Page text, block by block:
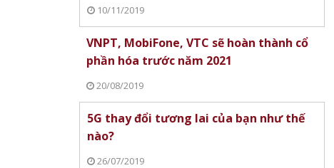
10/11/2019
VNPT, MobiFone, VTC sẽ hoàn thành cổ
phần hóa trước năm 2021
20/08/2019
5G thay đổi tương lai của bạn như thế
nào?
26/07/2019